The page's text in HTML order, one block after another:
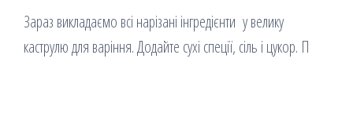
Зараз викладаємо всі нарізані інгредієнти у велику
каструлю для варіння. Додайте сухі спеції, сіль і цукор. П